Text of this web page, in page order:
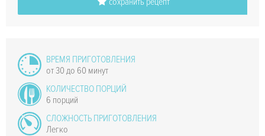
ВРЕМЯ ПРИГОТОВЛЕНИЯ
от 30 до 60 минут
КОЛИЧЕСТВО ПОРЦИЙ
6 порций
СЛОЖНОСТЬ ПРИГОТОВЛЕНИЯ
Легко